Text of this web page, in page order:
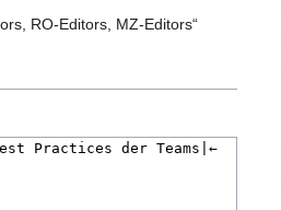
RO-Editors, MZ-Editors“